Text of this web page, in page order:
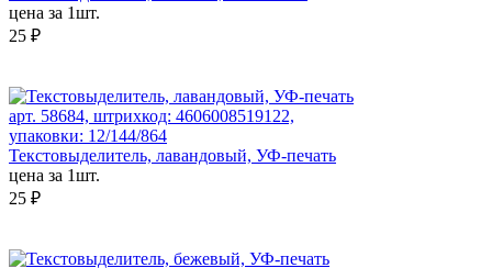
цена за 1шт.
25 ₽
арт. 58684, штрихкод: 4606008519122,
упаковки: 12/144/864
Текстовыделитель, лавандовый, УФ-печать
цена за 1шт.
25 ₽